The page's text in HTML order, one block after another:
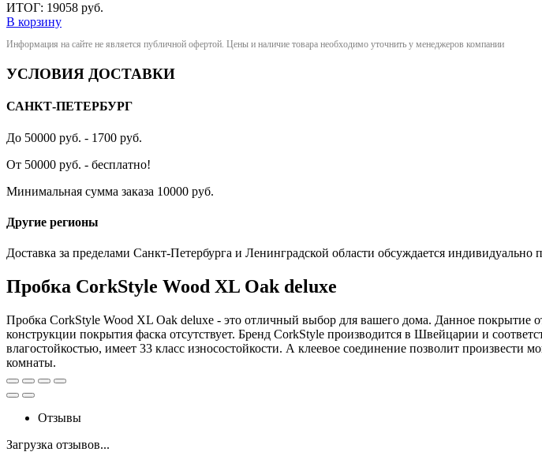
ИТОГ: 19058 руб.
В корзину
Информация на сайте не является публичной офертой. Цены и наличие товара необходимо уточнить у менеджеров компании
УСЛОВИЯ ДОСТАВКИ
САНКТ-ПЕТЕРБУРГ
До 50000 руб. - 1700 руб.
От 50000 руб. - бесплатно!
Минимальная сумма заказа 10000 руб.
Другие регионы
Доставка за пределами Санкт-Петербурга и Ленинградской области обсуждается индивидуально
Пробка CorkStyle Wood XL Oak deluxe
Пробка CorkStyle Wood XL Oak deluxe - это отличный выбор для вашего дома. Данное покрытие
конструкции покрытия фаска отсутствует. Бренд CorkStyle производится в Швейцарии и
влагостойкостью, имеет 33 класс износостойкости. А клеевое соединение позволит
комнаты.
Отзывы
Загрузка отзывов...